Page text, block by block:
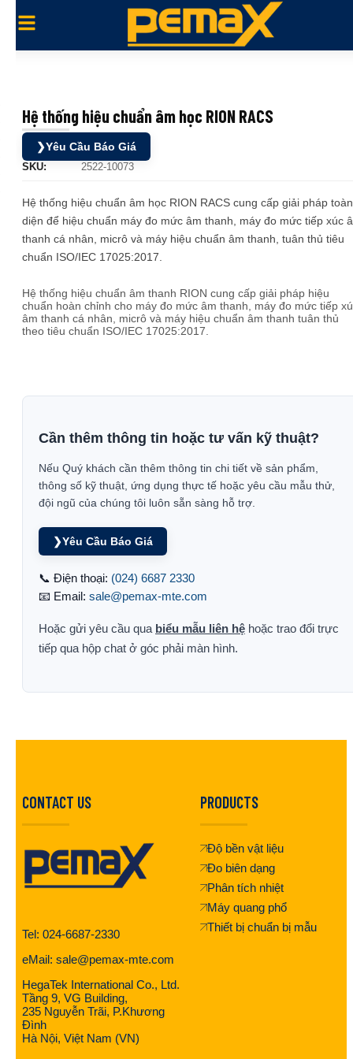
Hệ thống hiệu chuẩn âm học RION RACS
❯Yêu Cầu Báo Giá
SKU: 2522-10073
Hệ thống hiệu chuẩn âm học RION RACS cung cấp giải pháp toàn
diện để hiệu chuẩn máy đo mức âm thanh, máy đo mức tiếp xúc
thanh cá nhân, micrô và máy hiệu chuẩn âm thanh, tuân thủ tiêu
chuẩn ISO/IEC 17025:2017.
Hệ thống hiệu chuẩn âm thanh RION cung cấp giải pháp hiệu
chuẩn hoàn chỉnh cho máy đo mức âm thanh, máy đo mức tiếp
âm thanh cá nhân, micrô và máy hiệu chuẩn âm thanh tuân thủ
theo tiêu chuẩn ISO/IEC 17025:2017.
Cần thêm thông tin hoặc tư vấn kỹ thuật?
Nếu Quý khách cần thêm thông tin chi tiết về sản phẩm,
thông số kỹ thuật, ứng dụng thực tế hoặc yêu cầu mẫu thử,
đội ngũ của chúng tôi luôn sẵn sàng hỗ trợ.
❯Yêu Cầu Báo Giá
📞 Điện thoại: (024) 6687 2330
📧 Email: sale@pemax-mte.com
Hoặc gửi yêu cầu qua biểu mẫu liên hệ hoặc trao đổi trực
tiếp qua hộp chat ở góc phải màn hình.
CONTACT US
Tel: 024-6687-2330
eMail: sale@pemax-mte.com
HegaTek International Co., Ltd.
Tầng 9, VG Building,
235 Nguyễn Trãi, P.Khương
Đình
Hà Nội, Việt Nam (VN)
PRODUCTS
Độ bền vật liệu
Đo biên dạng
Phân tích nhiệt
Máy quang phổ
Thiết bị chuẩn bị mẫu